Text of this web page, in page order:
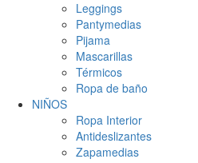
Leggings
Pantymedias
Pijama
Mascarillas
Térmicos
Ropa de baño
NIÑOS
Ropa Interior
Antideslizantes
Zapamedias